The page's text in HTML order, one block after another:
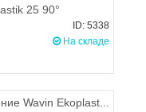
25 90°
ID: 5338
На складе
Разборное соединение Wavin Ekoplastik АМЕРИКАНКА с внутренней резьбой 20*1/2"